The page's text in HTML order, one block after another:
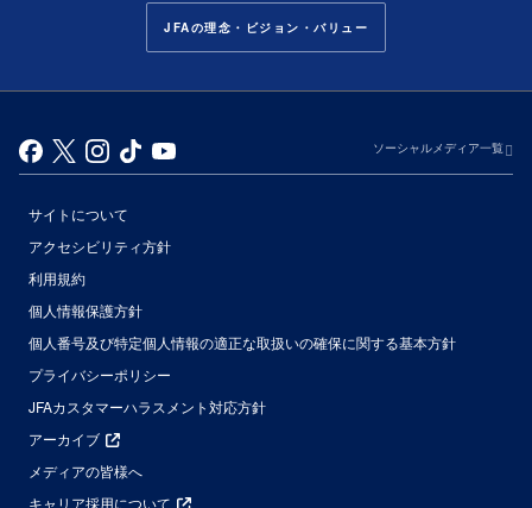
JFAの理念・ビジョン・バリュー
ソーシャルメディア一覧
サイトについて
アクセシビリティ方針
利用規約
個人情報保護方針
個人番号及び特定個人情報の適正な取扱いの確保に関する基本方針
プライバシーポリシー
JFAカスタマーハラスメント対応方針
アーカイブ
メディアの皆様へ
キャリア採用について